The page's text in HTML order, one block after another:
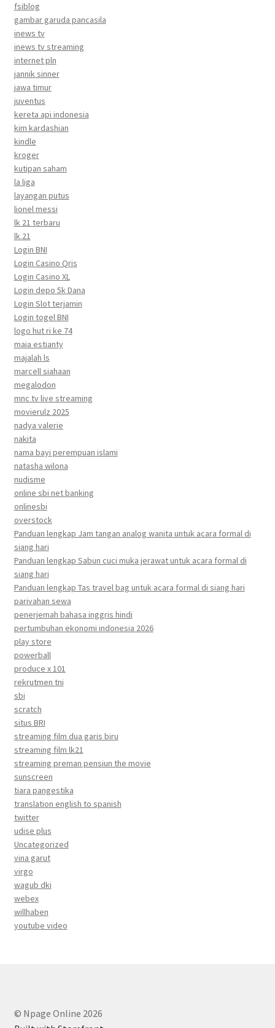
fsiblog
gambar garuda pancasila
inews tv
inews tv streaming
internet pln
jannik sinner
jawa timur
juventus
kereta api indonesia
kim kardashian
kindle
kroger
kutipan saham
la liga
layangan putus
lionel messi
lk 21 terbaru
lk.21
Login BNI
Login Casino Qris
Login Casino XL
Login depo 5k Dana
Login Slot terjamin
Login togel BNI
logo hut ri ke 74
maia estianty
majalah ls
marcell siahaan
megalodon
mnc tv live streaming
movierulz 2025
nadya valerie
nakita
nama bayi perempuan islami
natasha wilona
nudisme
online sbi net banking
onlinesbi
overstock
Panduan lengkap Jam tangan analog wanita untuk acara formal di
siang hari
Panduan lengkap Sabun cuci muka jerawat untuk acara formal di
siang hari
Panduan lengkap Tas travel bag untuk acara formal di siang hari
parivahan sewa
penerjemah bahasa inggris hindi
pertumbuhan ekonomi indonesia 2026
play store
powerball
produce x 101
rekrutmen tni
sbi
scratch
situs BRI
streaming film dua garis biru
streaming film lk21
streaming preman pensiun the movie
sunscreen
tiara pangestika
translation english to spanish
twitter
udise plus
Uncategorized
vina garut
virgo
wagub dki
webex
willhaben
youtube video
© Npage Online 2026